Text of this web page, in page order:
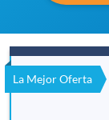
La Mejor Oferta